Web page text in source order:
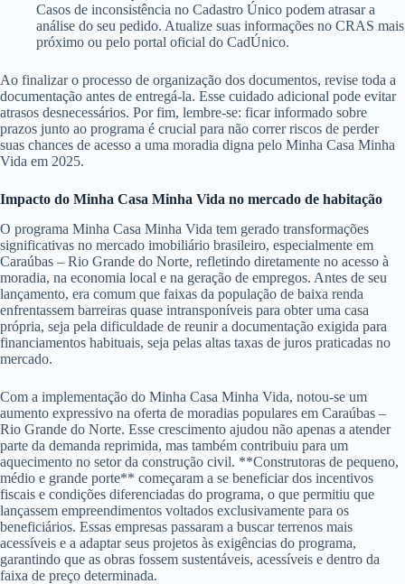
Casos de inconsistência no Cadastro Único podem atrasar a
análise do seu pedido. Atualize suas informações no CRAS mais
próximo ou pelo portal oficial do CadÚnico.
Ao finalizar o processo de organização dos documentos, revise toda a
documentação antes de entregá-la. Esse cuidado adicional pode evitar
atrasos desnecessários. Por fim, lembre-se: ficar informado sobre
prazos junto ao programa é crucial para não correr riscos de perder
suas chances de acesso a uma moradia digna pelo Minha Casa Minha
Vida em 2025.
Impacto do Minha Casa Minha Vida no mercado de habitação
O programa Minha Casa Minha Vida tem gerado transformações
significativas no mercado imobiliário brasileiro, especialmente em
Caraúbas – Rio Grande do Norte, refletindo diretamente no acesso à
moradia, na economia local e na geração de empregos. Antes de seu
lançamento, era comum que faixas da população de baixa renda
enfrentassem barreiras quase intransponíveis para obter uma casa
própria, seja pela dificuldade de reunir a documentação exigida para
financiamentos habituais, seja pelas altas taxas de juros praticadas no
mercado.
Com a implementação do Minha Casa Minha Vida, notou-se um
aumento expressivo na oferta de moradias populares em Caraúbas –
Rio Grande do Norte. Esse crescimento ajudou não apenas a atender
parte da demanda reprimida, mas também contribuiu para um
aquecimento no setor da construção civil. **Construtoras de pequeno,
médio e grande porte** começaram a se beneficiar dos incentivos
fiscais e condições diferenciadas do programa, o que permitiu que
lançassem empreendimentos voltados exclusivamente para os
beneficiários. Essas empresas passaram a buscar terrenos mais
acessíveis e a adaptar seus projetos às exigências do programa,
garantindo que as obras fossem sustentáveis, acessíveis e dentro da
faixa de preço determinada.